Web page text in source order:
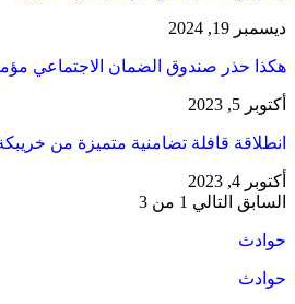
ديسمبر 19, 2024
هكذا حذر صندوق الضمان الاجتماعي
أكتوبر 5, 2023
انطلاقة قافلة تضامنية متميزة من
أكتوبر 4, 2023
السابق التالي 1 من 3
حوادث
حوادث